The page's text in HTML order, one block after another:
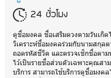
24 ชั่วโมง
ดูชื่อมงคล ชื่อเสริมดวงตามวันเกิ
วิเคราะห์ชื่อมงคลร่วมกับนามสกุล
ถอดรหัสชีวิต และตรวจเช็กชื่อต
ไว้เป็นรายชื่อส่วนตัวเฉพาะคุณสา
บริการ สามารถใช้บริการดูชื่อมงค